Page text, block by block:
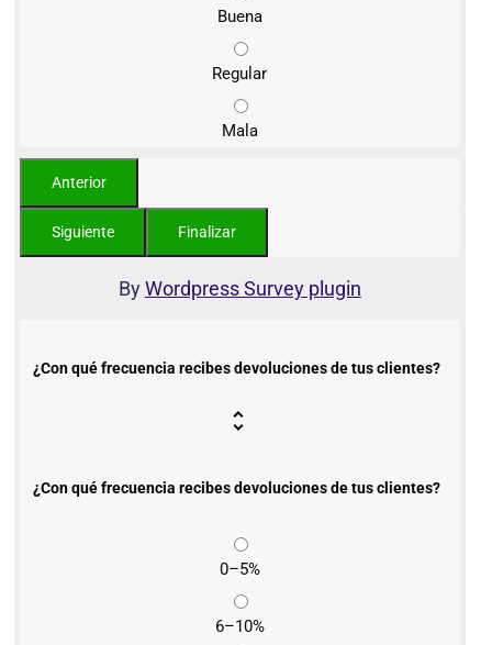
Buena
Regular
Mala
ByWordpress Survey plugin
¿Con qué frecuencia recibes devoluciones de tus clientes?
¿Con qué frecuencia recibes devoluciones de tus clientes?
0–5%
6–10%